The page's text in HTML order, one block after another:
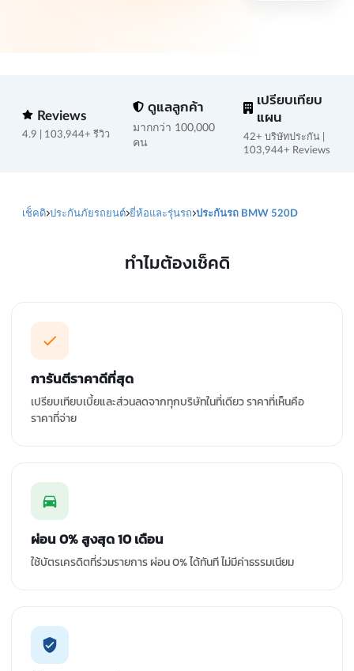
Reviews
4.9 | 103,944+ รีวิว
ดูแลลูกค้า
มากกว่า 100,000
คน
เปรียบเทียบ
แผน
42+ บริษัทประกัน |
103,944+ Reviews
เช็คดิ ประกันภัยรถยนต์ ยี่ห้อและรุ่นรถ ประกันรถ BMW 520D
ทำไมต้องเช็คดิ
การันตีราคาดีที่สุด
เปรียบเทียบเบี้ยและส่วนลดจากทุกบริษัทในที่เดียว ราคาที่เห็นคือ
ราคาที่จ่าย
ผ่อน 0% สูงสุด 10 เดือน
ใช้บัตรเครดิตที่ร่วมรายการ ผ่อน 0% ได้ทันที ไม่มีค่าธรรมเนียม